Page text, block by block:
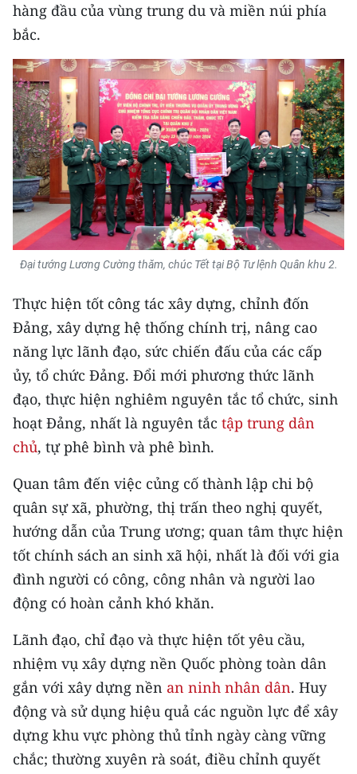
Infographic
TIN MỚI
TIN ĐỊA PHƯƠNG
Trung du và miền núi phía Bắc
Đồng bằng sông Hồng
Bắc Trung Bộ
Duyên hải Nam Trung Bộ và Tây
Nguyên
Đông Nam Bộ
Đồng bằng sông Cửu Long
Chuyên trang Hà Nội
Chuyên trang TP. Hồ Chí Minh
CHUYÊN ĐỀ
CÁC CHUYÊN TRANG
VỀ BÁO NHÂN DÂN
THỜI NAY
NHÂN DÂN CUỐI TUẦN
NHÂN DÂN HẰNG THÁNG
MUA BÁO
ĐỌC BÁO IN
hàng đầu của vùng trung du và miền núi phía
bắc.
Đại tướng Lương Cường thăm, chúc Tết tại Bộ Tư lệnh Quân khu 2.
Thực hiện tốt công tác xây dựng, chỉnh đốn
Đảng, xây dựng hệ thống chính trị, nâng cao
năng lực lãnh đạo, sức chiến đấu của các cấp
ủy, tổ chức Đảng. Đổi mới phương thức lãnh
đạo, thực hiện nghiêm nguyên tắc tổ chức, sinh
hoạt Đảng, nhất là nguyên tắc tập trung dân
chủ, tự phê bình và phê bình.
Quan tâm đến việc củng cố thành lập chi bộ
quân sự xã, phường, thị trấn theo nghị quyết,
hướng dẫn của Trung ương; quan tâm thực hiện
tốt chính sách an sinh xã hội, nhất là đối với gia
đình người có công, công nhân và người lao
động có hoàn cảnh khó khăn.
Lãnh đạo, chỉ đạo và thực hiện tốt yêu cầu,
nhiệm vụ xây dựng nền Quốc phòng toàn dân
gắn với xây dựng nền an ninh nhân dân. Huy
động và sử dụng hiệu quả các nguồn lực để xây
dựng khu vực phòng thủ tỉnh ngày càng vững
chắc; thường xuyên rà soát, điều chỉnh quyết